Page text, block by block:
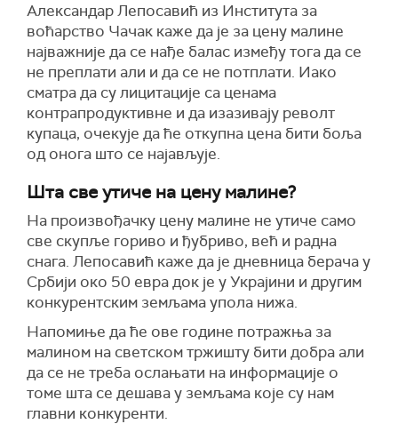
Александар Лепосавић из Института за
воћарство Чачак каже да је за цену малине
најважније да се нађе балас између тога да се
не преплати али и да се не потплати. Иако
сматра да су лицитације са ценама
контрапродуктивне и да изазивају револт
купаца, очекује да ће откупна цена бити боља
од онога што се најављује.
Шта све утиче на цену малине?
На произвођачку цену малине не утиче само
све скупље гориво и ђубриво, већ и радна
снага. Лепосавић каже да је дневница берача у
Србији око 50 евра док је у Украјини и другим
конкурентским земљама упола нижа.
Напомиње да ће ове године потражња за
малином на светском тржишту бити добра али
да се не треба ослањати на информације о
томе шта се дешава у земљама које су нам
главни конкуренти.